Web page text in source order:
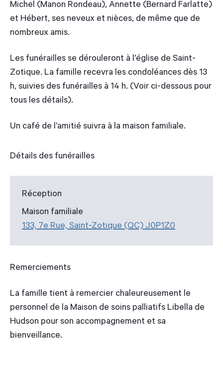
Michel (Manon Rondeau), Annette (Bernard Farlatte)
et Hébert, ses neveux et nièces, de même que de
nombreux amis.
Les funérailles se dérouleront à l’église de Saint-
Zotique. La famille recevra les condoléances dès 13
h, suivies des funérailles à 14 h. (Voir ci-dessous pour
tous les détails).
Un café de l’amitié suivra à la maison familiale.
Détails des funérailles
Réception
Maison familiale
133, 7e Rue, Saint-Zotique (QC) J0P1Z0
Remerciements
La famille tient à remercier chaleureusement le
personnel de la Maison de soins palliatifs Libella de
Hudson pour son accompagnement et sa
bienveillance.